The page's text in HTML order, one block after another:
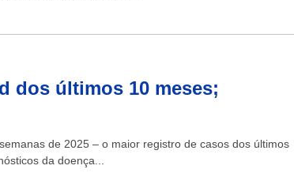
dos últimos 10 meses;
de 2025 – o maior registro de casos dos últimos
da doença...